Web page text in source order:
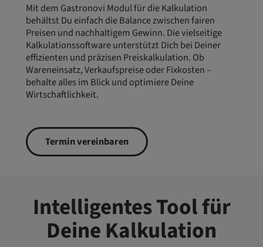
Mit dem Gastronovi Modul für die Kalkulation
behältst Du einfach die Balance zwischen fairen
Preisen und nachhaltigem Gewinn. Die vielseitige
Kalkulationssoftware unterstützt Dich bei Deiner
effizienten und präzisen Preiskalkulation. Ob
Wareneinsatz, Verkaufspreise oder Fixkosten –
behalte alles im Blick und optimiere Deine
Wirtschaftlichkeit.
Termin vereinbaren
Intelligentes Tool für
Deine Kalkulation